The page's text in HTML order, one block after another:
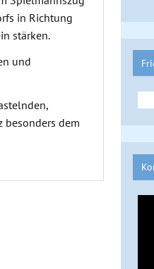
in Richtung
stärken.
und
dem